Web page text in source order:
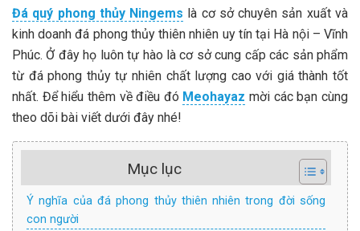
Đá quý phong thủy Ningems là cơ sở chuyên sản xuất và
kinh doanh đá phong thủy thiên nhiên uy tín tại Hà nội – Vĩnh
Phúc. Ở đây họ luôn tự hào là cơ sở cung cấp các sản phẩm
từ đá phong thủy tự nhiên chất lượng cao với giá thành tốt
nhất. Để hiểu thêm về điều đó Meohayaz mời các bạn cùng
theo dõi bài viết dưới đây nhé!
Mục lục
Ý nghĩa của đá phong thủy thiên nhiên trong đời sống
con người